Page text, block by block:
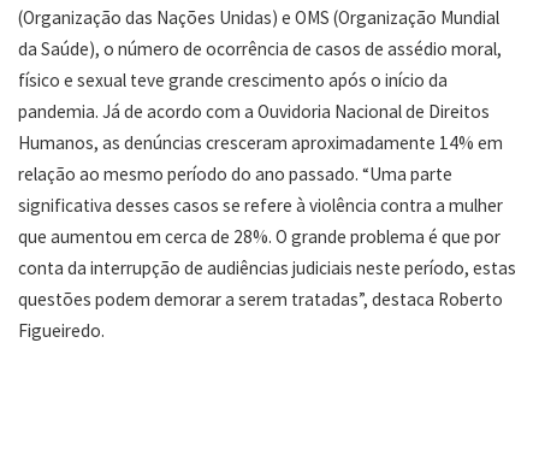
(Organização das Nações Unidas) e OMS (Organização Mundial
da Saúde), o número de ocorrência de casos de assédio moral,
físico e sexual teve grande crescimento após o início da
pandemia. Já de acordo com a Ouvidoria Nacional de Direitos
Humanos, as denúncias cresceram aproximadamente 14% em
relação ao mesmo período do ano passado. “Uma parte
significativa desses casos se refere à violência contra a mulher
que aumentou em cerca de 28%. O grande problema é que por
conta da interrupção de audiências judiciais neste período, estas
questões podem demorar a serem tratadas”, destaca Roberto
Figueiredo.